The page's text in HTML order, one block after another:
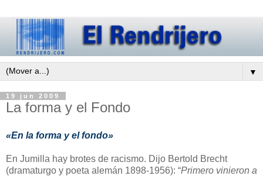
▼
19 jun 2009
La forma y el Fondo
«En la forma y el fondo»
En Jumilla hay brotes de racismo. Dijo Bertold Brecht
(dramaturgo y poeta alemán 1898-1956): “Primero vinieron a